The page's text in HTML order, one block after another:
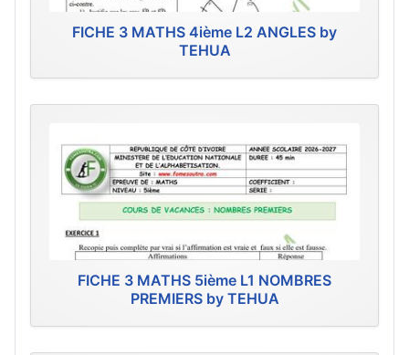
FICHE 3 MATHS 4ième L2 ANGLES by
TEHUA
FICHE 3 MATHS 5ième L1 NOMBRES
PREMIERS by TEHUA